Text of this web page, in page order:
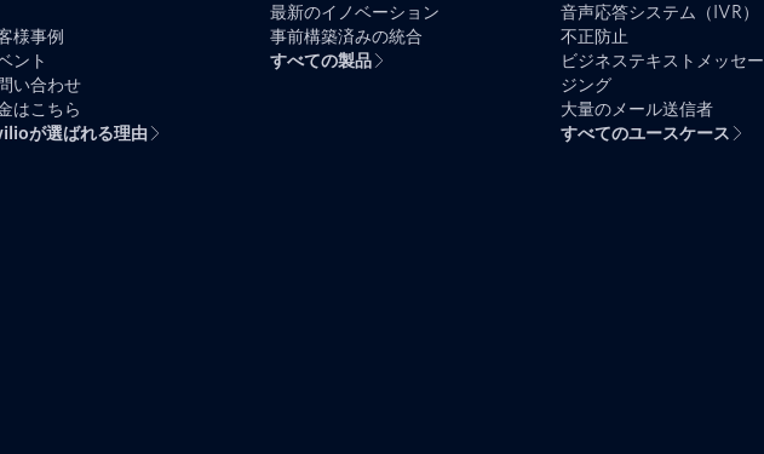
様事例
ント
い合わせ
はこちら
が選ばれる理由
最新のイノベーション
事前構築済みの統合
すべての製品
音声応答システム（IVR）
不正防止
ビジネステキストメッセー
ジング
大量のメール送信者
すべてのユースケース